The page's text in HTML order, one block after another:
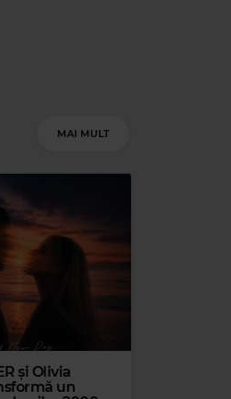
Magic 90s Hits
MAI MULT
și Olivia
un